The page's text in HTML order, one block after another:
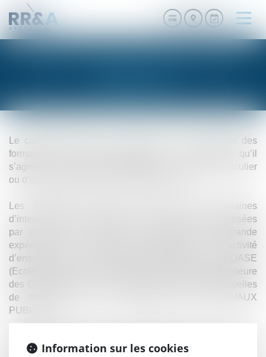
le
NOS FORMATIONS SUR
Le cabinet RR&A est en mesure de vous proposer des
formations sur mesure adaptées à vos besoins, qu’il
s’agisse d’une formation générale sur un sujet particulier
ou d’une présentation de l’actualité juridique.
Les formations, assurées dans tous les domaines
d’intervention du cabinet, sont exclusivement dispensées
par les avocats associés, qui disposent d’une grande
expérience en la matière ayant chacun une activité
d’enseignement à l’université AIX-MARSEILLE, à l’EDASE
(Ecole des avocats du Sud Est), l’ESCT (Ecole Supérieure
des Conducteurs de Travaux) ou des activités ponctuelles
de formation pour le MONITEUR DES TRAVAUX
PUBLICS.
du cabinet, équipés d’un système de vidéo-projection, par
Information sur les cookies